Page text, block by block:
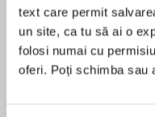
text care permit
un site, ca tu să ai o
folosi numai cu
oferi. Poți schimba sau
Desprecarte